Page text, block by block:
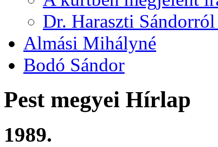
Dr. Haraszti
Almási Mihályné
Bodó Sándor
Pest megyei Hírlap
1989.